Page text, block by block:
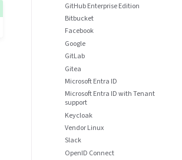
GitHub Enterprise Edition
Bitbucket
Facebook
Google
GitLab
Gitea
Microsoft Entra ID
Microsoft Entra ID with Tenant
support
Keycloak
Vendor Linux
Slack
OpenID Connect